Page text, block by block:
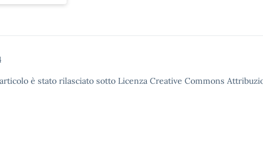
è stato rilasciato sotto Licenza Creative Commons